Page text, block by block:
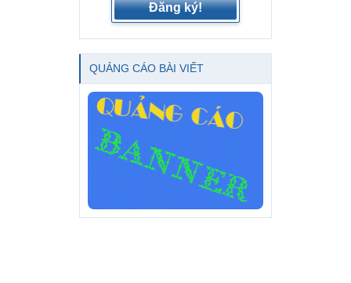
Đăng ký!
QUẢNG CÁO BÀI VIẾT